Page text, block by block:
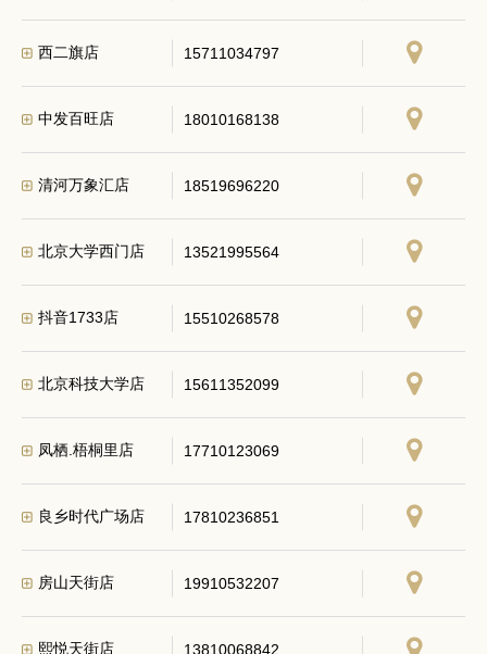
西二旗店 15711034797
中发百旺店 18010168138
清河万象汇店 18519696220
北京大学西门店 13521995564
抖音1733店 15510268578
北京科技大学店 15611352099
凤栖.梧桐里店 17710123069
良乡时代广场店 17810236851
房山天街店 19910532207
熙悦天街店 13810068842